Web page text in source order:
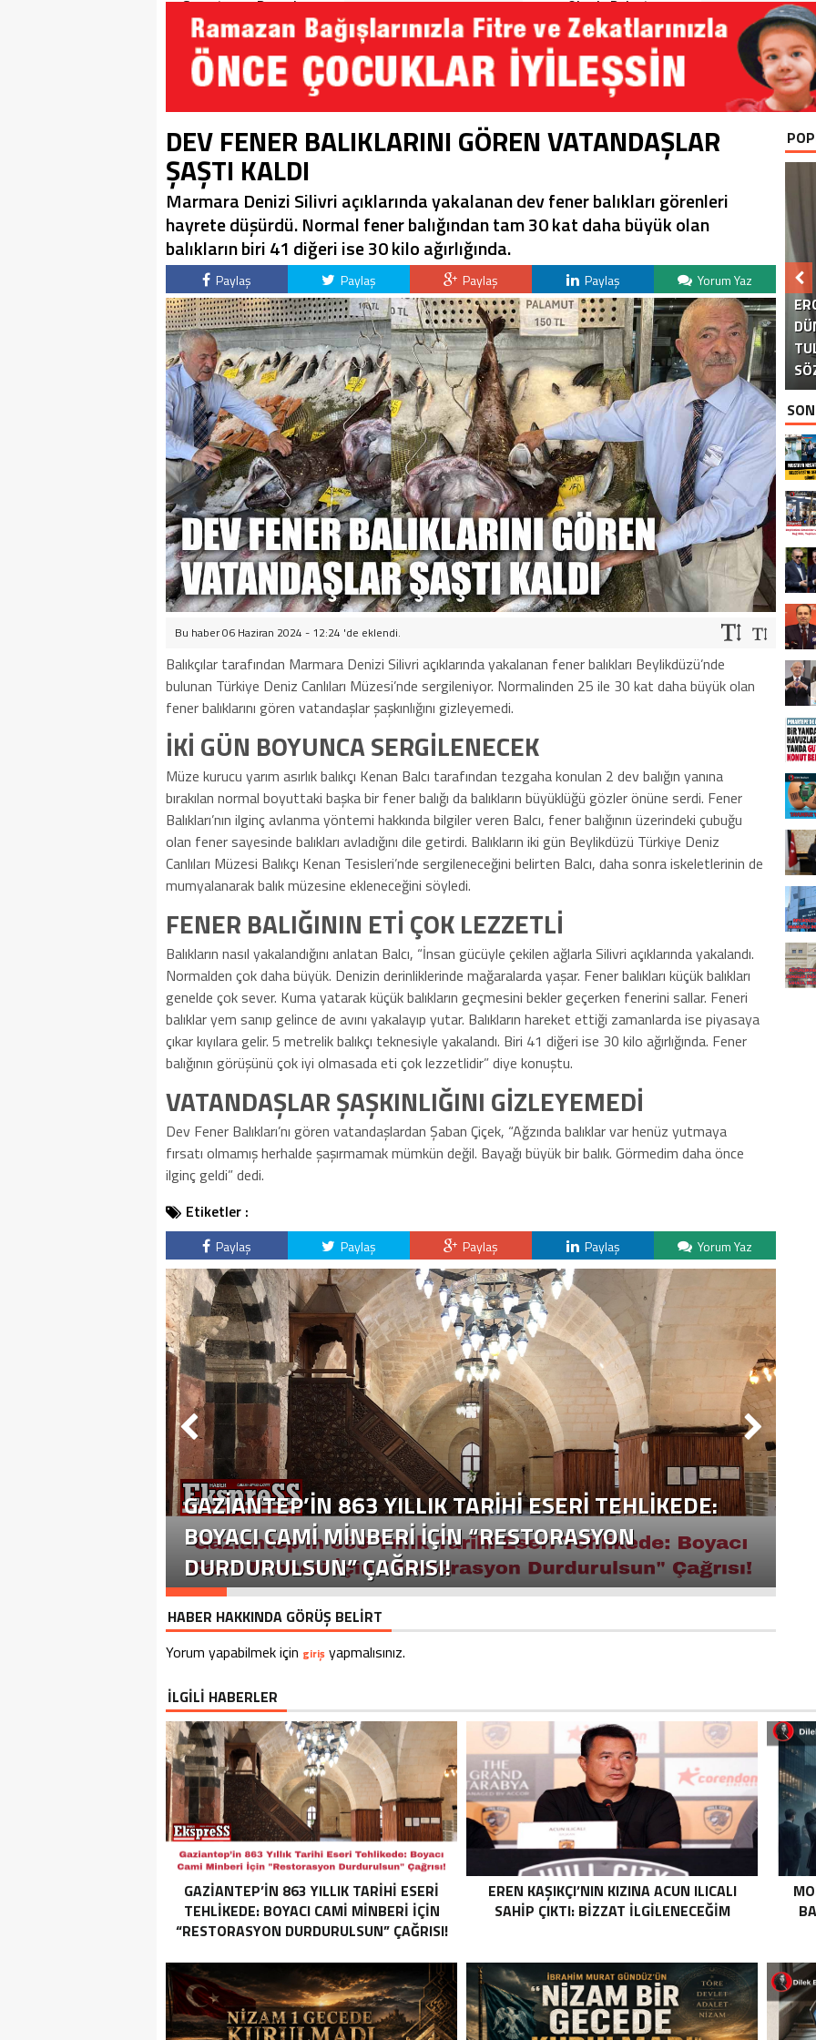
Soruşturma Dosyalarına
Yansıdı!
Okurla Buluştu
DEV FENER BALIKLARINI GÖREN VATANDAŞLAR
ŞAŞTI KALDI
Marmara Denizi Silivri açıklarında yakalanan dev fener balıkları görenleri
hayrete düşürdü. Normal fener balığından tam 30 kat daha büyük olan
balıkların biri 41 diğeri ise 30 kilo ağırlığında.
Paylaş Paylaş Paylaş Paylaş Yorum Yaz
Bu haber 06 Haziran 2024 - 12:24 'de eklendi.
Balıkçılar tarafından Marmara Denizi Silivri açıklarında yakalanan fener balıkları Beylikdüzü’nde
bulunan Türkiye Deniz Canlıları Müzesi’nde sergileniyor. Normalinden 25 ile 30 kat daha büyük olan
fener balıklarını gören vatandaşlar şaşkınlığını gizleyemedi.
İKİ GÜN BOYUNCA SERGİLENECEK
Müze kurucu yarım asırlık balıkçı Kenan Balcı tarafından tezgaha konulan 2 dev balığın yanına
bırakılan normal boyuttaki başka bir fener balığı da balıkların büyüklüğü gözler önüne serdi. Fener
Balıkları’nın ilginç avlanma yöntemi hakkında bilgiler veren Balcı, fener balığının üzerindeki çubuğu
olan fener sayesinde balıkları avladığını dile getirdi. Balıkların iki gün Beylikdüzü Türkiye Deniz
Canlıları Müzesi Balıkçı Kenan Tesisleri’nde sergileneceğini belirten Balcı, daha sonra iskeletlerinin de
mumyalanarak balık müzesine ekleneceğini söyledi.
FENER BALIĞININ ETİ ÇOK LEZZETLİ
Balıkların nasıl yakalandığını anlatan Balcı, “İnsan gücüyle çekilen ağlarla Silivri açıklarında yakalandı.
Normalden çok daha büyük. Denizin derinliklerinde mağaralarda yaşar. Fener balıkları küçük balıkları
genelde çok sever. Kuma yatarak küçük balıkların geçmesini bekler geçerken fenerini sallar. Feneri
balıklar yem sanıp gelince de avını yakalayıp yutar. Balıkların hareket ettiği zamanlarda ise piyasaya
çıkar kıyılara gelir. 5 metrelik balıkçı teknesiyle yakalandı. Biri 41 diğeri ise 30 kilo ağırlığında. Fener
balığının görüşünü çok iyi olmasada eti çok lezzetlidir” diye konuştu.
VATANDAŞLAR ŞAŞKINLIĞINI GİZLEYEMEDİ
Dev Fener Balıkları’nı gören vatandaşlardan Şaban Çiçek, “Ağzında balıklar var henüz yutmaya
fırsatı olmamış herhalde şaşırmamak mümkün değil. Bayağı büyük bir balık. Görmedim daha önce
ilginç geldi” dedi.
Etiketler :
Paylaş Paylaş Paylaş Paylaş Yorum Yaz
GAZIANTEP’IN 863 YILLIK TARIHI ESERI TEHLIKEDE:
BOYACI CAMI MINBERI İÇIN “RESTORASYON
DURDURULSUN” ÇAĞRISI!
HABER HAKKINDA GÖRÜŞ BELİRT
Yorum yapabilmek için giriş yapmalısınız.
İLGİLİ HABERLER
GAZIANTEP’IN 863 YILLIK TARIHI ESERI
TEHLIKEDE: BOYACI CAMI MINBERI İÇIN
“RESTORASYON DURDURULSUN” ÇAĞRISI!
EREN KAŞIKÇI’NIN KIZINA ACUN ILICALI
SAHIP ÇIKTI: BIZZAT ILGILENECEĞIM